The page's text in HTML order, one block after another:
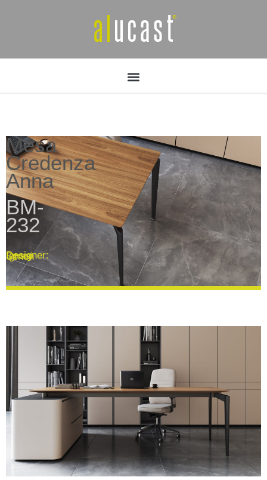
Mesa
Credenza
Anna
BM-
232
Designer: Ignasi Senen